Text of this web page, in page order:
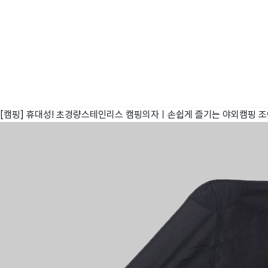
[캠핑] 휴대성! 초경량스테인리스 캠핑의자ㅣ손쉽게 즐기는 야외캠핑